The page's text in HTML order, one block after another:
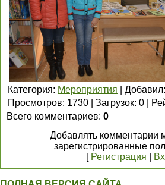
Категория: Мероприятия Добавил:
Просмотров: 1730 Загрузок: 0
Всего комментариев: 0
Добавлять комментарии
зарегистрированные
[ Регистрация